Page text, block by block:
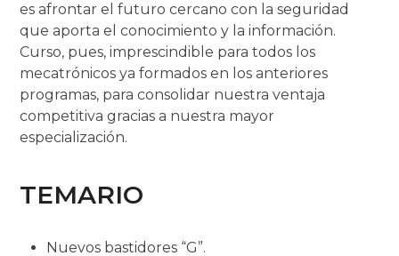
es afrontar el futuro cercano con la seguridad
que aporta el conocimiento y la información.
Curso, pues, imprescindible para todos los
mecatrónicos ya formados en los anteriores
programas, para consolidar nuestra ventaja
competitiva gracias a nuestra mayor
especialización.
TEMARIO
Nuevos bastidores “G”.